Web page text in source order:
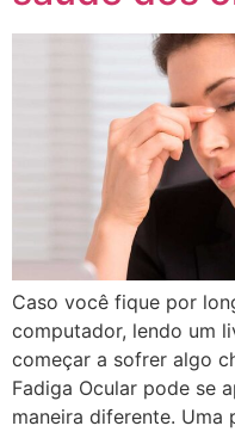
Caso você fique por
computador, lendo um
começar a sofrer algo
Fadiga Ocular pode se
maneira diferente. Uma